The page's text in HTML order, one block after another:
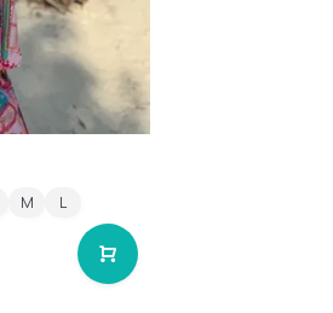
M L